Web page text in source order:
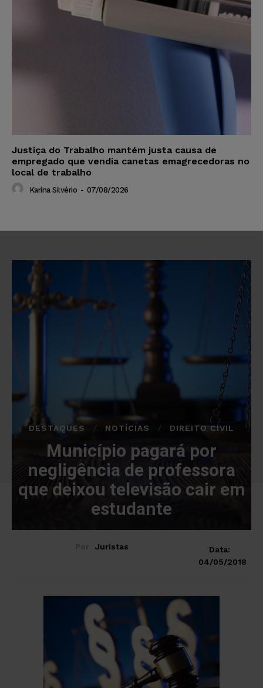
Justiça do Trabalho mantém justa causa de
empregado que vendia canetas emagrecedoras no
local de trabalho
Karina Silvério - 07/08/2026